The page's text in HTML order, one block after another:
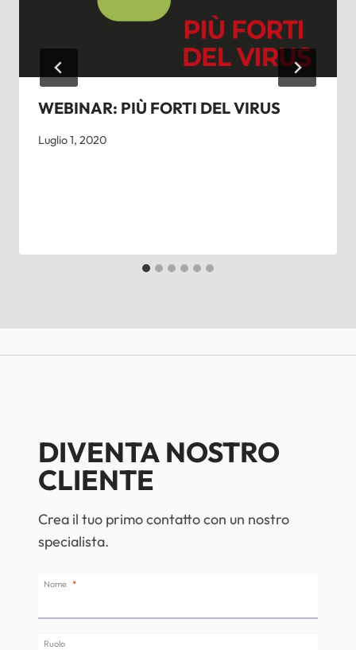
WEBINAR: PIÙ FORTI DEL VIRUS
Luglio 1, 2020
DIVENTA NOSTRO
CLIENTE
Crea il tuo primo contatto con un nostro
specialista.
Nome
Ruolo